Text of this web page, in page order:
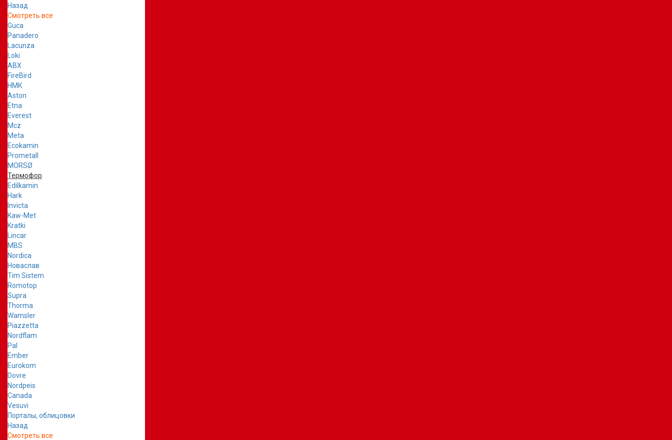
Назад
Смотреть все
Guca
Panadero
Lacunza
Loki
ABX
FireBird
НМК
Aston
Etna
Everest
Mcz
Meta
Ecokamin
Prometall
MORSØ
Термофор
Edilkamin
Hark
Invicta
Kaw-Met
Kratki
Lincar
MBS
Nordica
Новаслав
Tim Sistem
Romotop
Supra
Thorma
Wamsler
Piazzetta
Nordflam
Pal
Ember
Eurokom
Dovre
Nordpeis
Canada
Vesuvi
Порталы, облицовки
Назад
Смотреть все